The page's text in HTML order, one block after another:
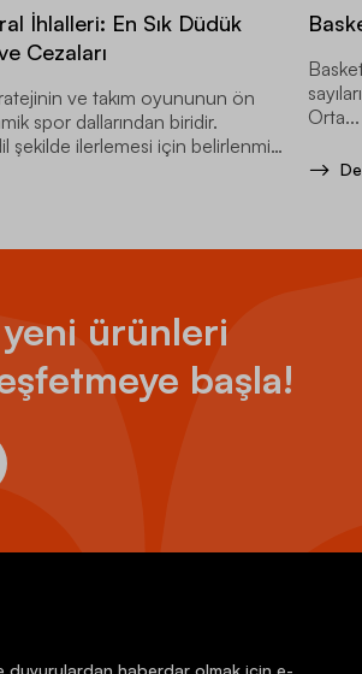
İhlalleri: En Sık Düdük
Cezaları
ve takım oyununun ön
spor dallarından biridir.
şekilde ilerlemesi için belirlenmiş
Orta...
yeni ürünleri
başla!
duyurulardan haberdar olmak için e-